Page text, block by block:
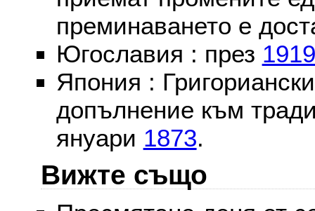
преминаването е
Югославия : през 1919
Япония :
допълнение към
януари 1873.
Вижте също